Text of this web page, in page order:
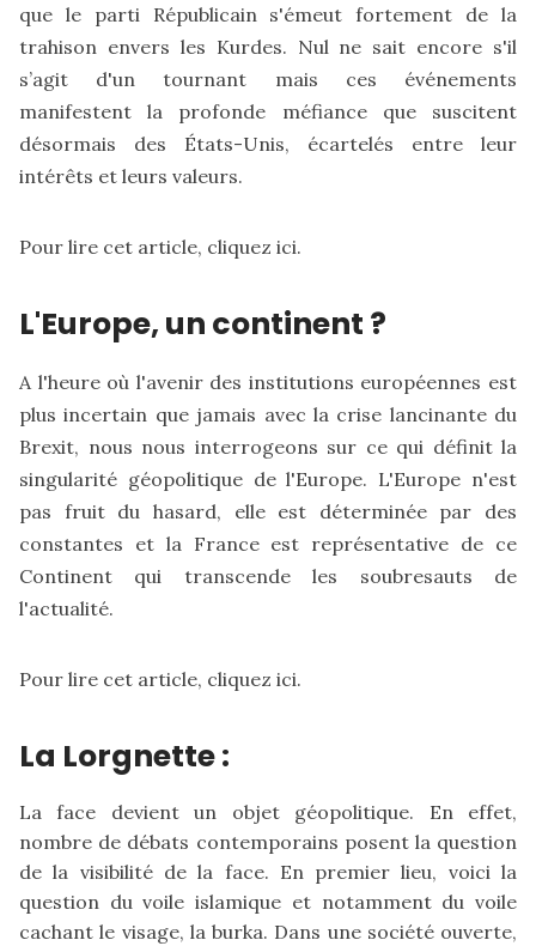
que le parti Républicain s'émeut fortement de la
trahison envers les Kurdes. Nul ne sait encore s'il
s’agit d'un tournant mais ces événements
manifestent la profonde méfiance que suscitent
désormais des États-Unis, écartelés entre leur
intérêts et leurs valeurs.
Pour lire cet article, cliquez ici.
L'Europe, un continent ?
A l'heure où l'avenir des institutions européennes est
plus incertain que jamais avec la crise lancinante du
Brexit, nous nous interrogeons sur ce qui définit la
singularité géopolitique de l'Europe. L'Europe n'est
pas fruit du hasard, elle est déterminée par des
constantes et la France est représentative de ce
Continent qui transcende les soubresauts de
l'actualité.
Pour lire cet article, cliquez ici.
La Lorgnette :
La face devient un objet géopolitique. En effet,
nombre de débats contemporains posent la question
de la visibilité de la face. En premier lieu, voici la
question du voile islamique et notamment du voile
cachant le visage, la burka. Dans une société ouverte,